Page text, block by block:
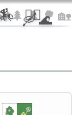
🌲 🌲🌳 🏡
🛶 🌊